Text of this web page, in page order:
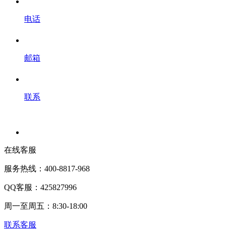
电话
邮箱
联系
在线客服
服务热线：400-8817-968
QQ客服：425827996
周一至周五：8:30-18:00
联系客服